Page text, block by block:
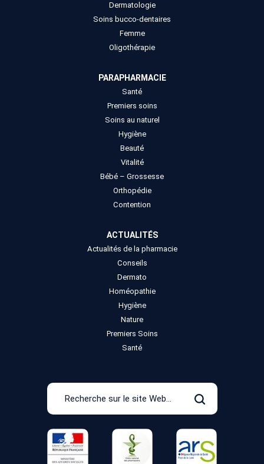
Dermatologie
Soins bucco-dentaires
Femme
Oligothérapie
PARAPHARMACIE
Santé
Premiers soins
Soins au naturel
Hygiène
Beauté
Vitalité
Bébé – Grossesse
Orthopédie
Contention
ACTUALITÉS
Actualités de la pharmacie
Conseils
Dermato
Homéopathie
Hygiène
Nature
Premiers Soins
Santé
Recherche
le
site
Web
Rechercher